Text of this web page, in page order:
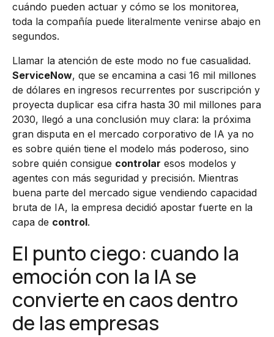
cuándo pueden actuar y cómo se los monitorea,
toda la compañía puede literalmente venirse abajo en
segundos.
Llamar la atención de este modo no fue casualidad.
ServiceNow, que se encamina a casi 16 mil millones
de dólares en ingresos recurrentes por suscripción y
proyecta duplicar esa cifra hasta 30 mil millones para
2030, llegó a una conclusión muy clara: la próxima
gran disputa en el mercado corporativo de IA ya no
es sobre quién tiene el modelo más poderoso, sino
sobre quién consigue controlar esos modelos y
agentes con más seguridad y precisión. Mientras
buena parte del mercado sigue vendiendo capacidad
bruta de IA, la empresa decidió apostar fuerte en la
capa de control.
El punto ciego: cuando la
emoción con la IA se
convierte en caos dentro
de las empresas